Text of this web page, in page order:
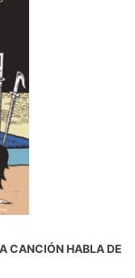
CANCIÓN HABLA DE